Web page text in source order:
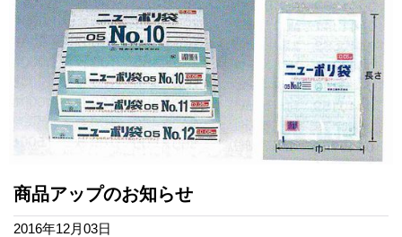
商品アップのお知らせ
2016年12月03日